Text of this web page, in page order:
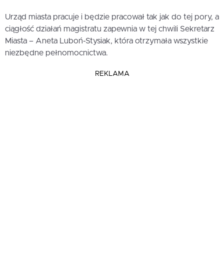
Urząd miasta pracuje i będzie pracował tak jak do tej pory, a
ciągłość działań magistratu zapewnia w tej chwili Sekretarz
Miasta – Aneta Luboń-Stysiak, która otrzymała wszystkie
niezbędne pełnomocnictwa.
REKLAMA